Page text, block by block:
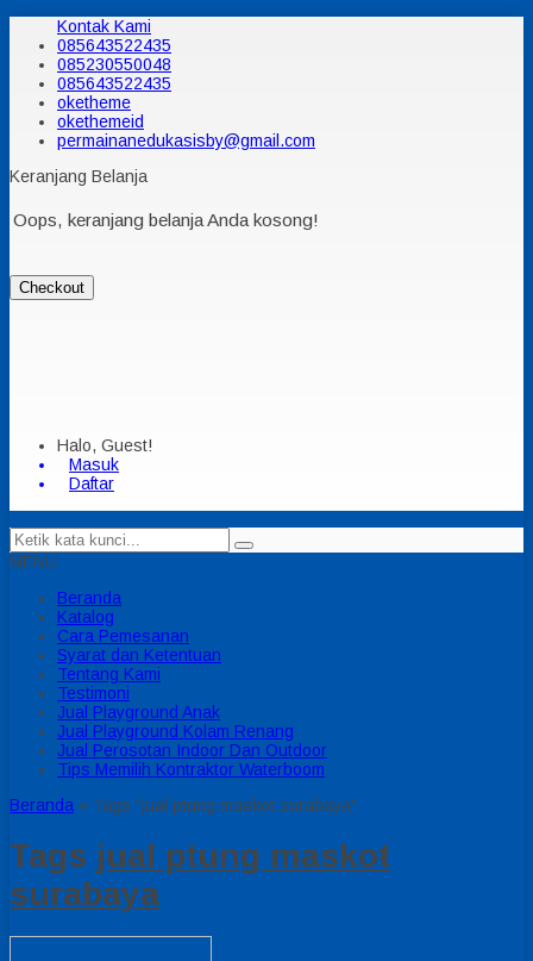
Kontak Kami
085643522435
085230550048
085643522435
oketheme
okethemeid
permainanedukasisby@gmail.com
Keranjang Belanja
Oops, keranjang belanja Anda kosong!
Checkout
Halo, Guest!
Masuk
Daftar
MENU
Beranda
Katalog
Cara Pemesanan
Syarat dan Ketentuan
Tentang Kami
Testimoni
Jual Playground Anak
Jual Playground Kolam Renang
Jual Perosotan Indoor Dan Outdoor
Tips Memilih Kontraktor Waterboom
Beranda » Tags "jual ptung maskot surabaya"
Tags jual ptung maskot
surabaya